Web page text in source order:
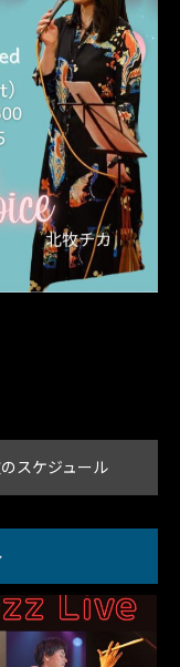
スケジュール